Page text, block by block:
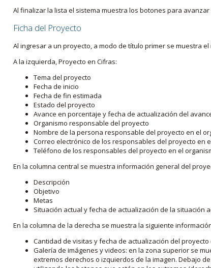
Al finalizar la lista el sistema muestra los botones para
Ficha del Proyecto
Al ingresar a un proyecto, a modo de título primer se muestra
A la izquierda, Proyecto en Cifras:
Tema del proyecto
Fecha de inicio
Fecha de fin estimada
Estado del proyecto
Avance en porcentaje y fecha de actualización del
Organismo responsable del proyecto
Nombre de la persona responsable del proyecto en el
Correo electrónico de los responsables del proyecto en
Teléfono de los responsables del proyecto en el
En la columna central se muestra información general del
Descripción
Objetivo
Metas
Situación actual y fecha de actualización de la situación
En la columna de la derecha se muestra la siguiente
Cantidad de visitas y fecha de actualización del proyecto
Galería de imágenes y videos: en la zona superior se
extremos derechos o izquierdos de la imagen. Debajo